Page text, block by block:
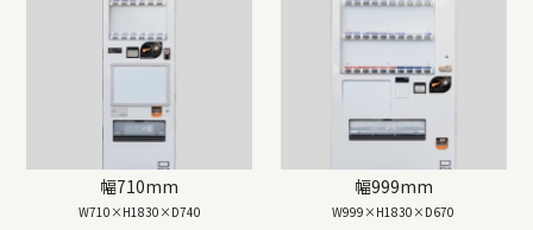
幅710mm
W710×H1830×D740
幅999mm
W999×H1830×D670